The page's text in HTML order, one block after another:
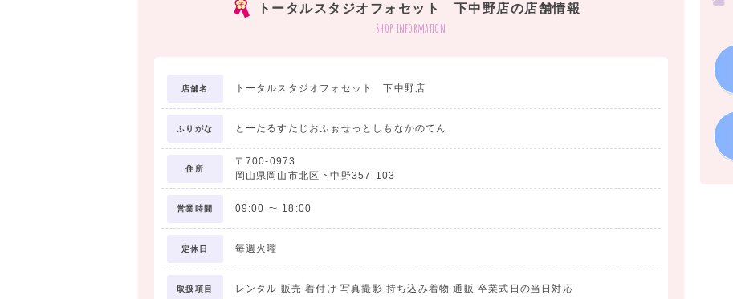
トータルスタジオフォセット 下中野店の店舗情報
shop information
店舗名 トータルスタジオフォセット 下中野店
ふりがな とーたるすたじおふぉせっとしもなかのてん
住所
〒700-0973
岡山県岡山市北区下中野357-103
営業時間 09:00 〜 18:00
定休日 毎週火曜
取扱項目 レンタル 販売 着付け 写真撮影 持ち込み着物 通販 卒業式日の当日対応